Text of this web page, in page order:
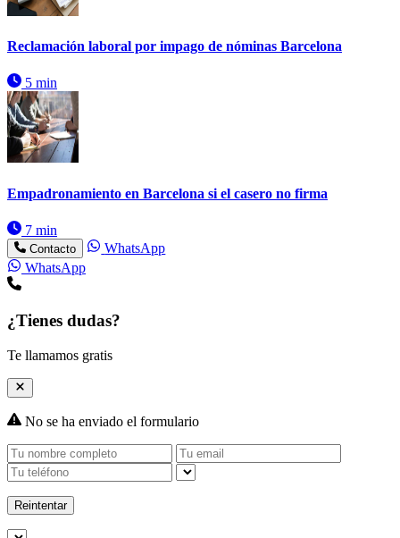
Reclamación laboral por impago de nóminas Barcelona
5 min
Empadronamiento en Barcelona si el casero no firma
7 min
Contacto
WhatsApp
WhatsApp
¿Tienes dudas?
Te llamamos gratis
No se ha enviado el formulario
Reintentar